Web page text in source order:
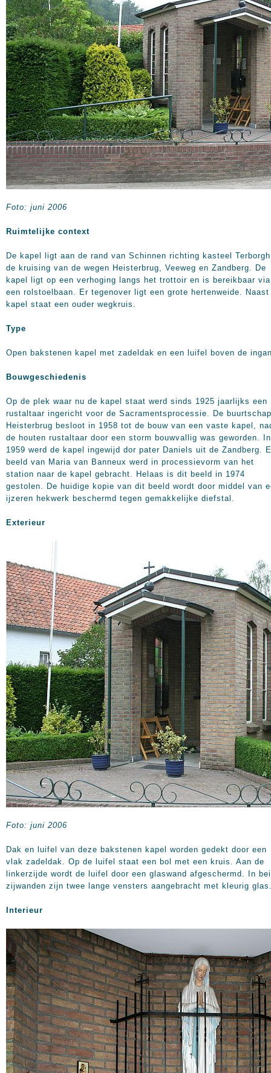
Foto: juni 2006
Ruimtelijke context
De kapel ligt aan de rand van Schinnen richting kasteel
de kruising van de wegen Heisterbrug, Veeweg en Zandberg. De
kapel ligt op een verhoging langs het trottoir en is bereikbaar
een rolstoelbaan. Er tegenover ligt een grote hertenweide. Naast
kapel staat een ouder wegkruis.
Type
Open bakstenen kapel met zadeldak en een luifel boven de
Bouwgeschiedenis
Op de plek waar nu de kapel staat werd sinds 1925 jaarlijks een
rustaltaar ingericht voor de Sacramentsprocessie. De buurtschap
Heisterbrug besloot in 1958 tot de bouw van een vaste kapel,
de houten rustaltaar door een storm bouwvallig was geworden. In
1959 werd de kapel ingewijd dor pater Daniels uit de Zandberg.
beeld van Maria van Banneux werd in processievorm van het
station naar de kapel gebracht. Helaas is dit beeld in 1974
gestolen. De huidige kopie van dit beeld wordt door middel van
ijzeren hekwerk beschermd tegen gemakkelijke diefstal.
Exterieur
Foto: juni 2006
Dak en luifel van deze bakstenen kapel worden gedekt door een
vlak zadeldak. Op de luifel staat een bol met een kruis. Aan de
linkerzijde wordt de luifel door een glaswand afgeschermd. In
zijwanden zijn twee lange vensters aangebracht met kleurig
Interieur